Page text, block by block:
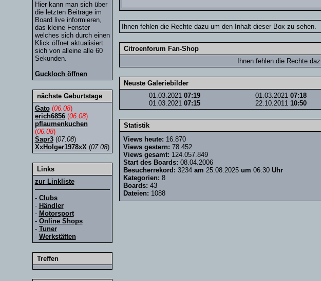
Hier kann man sich über
die letzten Beiträge im
Board live informieren,
das kleine Fenster
welches sich durch einen
Klick öffnet aktualisiert
sich von alleine alle 60
Sekunden.
Guckloch öffnen
nächste Geburtstage
Gato(06.08)
erich6856(06.08)
pflaumenkuchen
(06.08)
Sapr3(07.08)
XxHolger1978xX(07.08)
Links
zur Linkliste
- Clubs
- Händler
- Motorsport
- Online Shops
- Tuner
- Werkstätten
Treffen
Ihnen fehlen die Rechte dazu um den Inhalt dieser Box zu sehen.
Citroenforum Fan-Shop
Ihnen fehlen die Rechte
Neuste Galeriebilder
01.03.2021 07:19 01.03.2021 07:18
01.03.2021 07:15 22.10.2011 10:50
Statistik
Views heute: 16.870
Views gestern: 78.452
Views gesamt: 124.057.849
Start des Boards: 08.04.2006
Besucherrekord: 3234 am 25.08.2025 um 06:30Uhr
Kategorien: 8
Boards: 43
Dateien: 1088